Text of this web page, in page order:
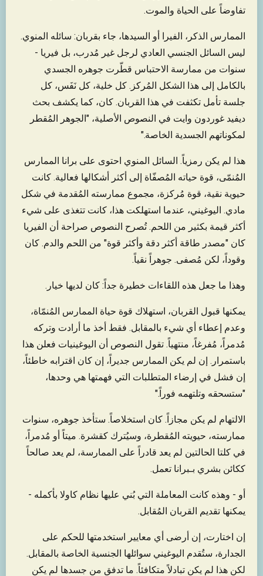
تفاوضاً على الحياة والموت.
الممارس الذكر، الفيرا أو السيدها، جاء بقربان: سائله المنوي.
ليس السائل الجنسي العادي لرجل غير مُدرب، بل فيريا -
سنوات من ممارسة الاحتباس قطّرت جوهره الجسدي
بالكامل إلى هذا الشكل المُركز. كل خلية، كل نَفَس، كل
جلسة تأمل تكثفت في هذا القربان. كان، كما يكشف بحث
ديفيد غوردون وايت في النصوص الأصلية، "الجوهر المُقطر
لمكوناتهم الجسدية الخاصة."
هذا لم يكن رمزياً. السائل المنوي احتوى على برانا الممارس
المُنمّى، قوة حياته المُصفّاة إلى أكثر أشكالها فعالية. كانت
حيوية نقية، قوة مُركزة، مجموع ممارسته المُقدمة في شكل
مادي. اليوغيني، عندما استهلكت هذا، كانت تتغذى على شيء
أكثر قيمة بكثير من اللحم. تُصرح النصوص صراحة أن الفيريا
كان "مصدر طاقة أكثر دقة وأكثر قوة" من اللحم والدم. كان
وقوداً، لكن مُصفى. جوهراً نقياً.
وهذا ما جعل هذه اللقاءات خطيرة جداً: كان لديها خيار.
يمكنها قبول القربان، استهلاك قوة حياة الممارس المُنمّاة،
وعدم إعطاء أي شيء بالمقابل. فقط أخذ ما أرادت وتركه
مُدمراً، مُفرغاً، منتهياً. تقول النصوص أن اليوغينيات فعلن هذا
باستمرار. إن لم يكن الممارس جديراً، إن كان اقترابه خاطئاً،
إن فشل في إرضاء المتطلبات التي فهمتها هي وحدها،
"ستسحقه وتلتهمه فوراً."
الالتهام لم يكن مجازاً. كان استخلاصاً. ستأخذ جوهره، سنوات
ممارسته، حيويته المُقطرة، وسيُترك كقشرة. ميتاً أو مُدمراً،
في كلتا الحالتين لم يعد قادراً على الممارسة، لم يعد صالحاً
ككائن بشري بـبرانا تعمل.
أو - وهذه كانت المعاملة التي بُني عليها نظام كاولا بأكمله -
يمكنها تقديم القربان المُقابل.
إن اختارت، إن أرضى أي معايير استخدمتها للحكم على
الجدارة، ستُقدم اليوغيني سوائلها الجنسية الخاصة بالمقابل.
لكن هذا لم يكن تبادلاً متكافئاً. ما تدفق من جسدها لم يكن